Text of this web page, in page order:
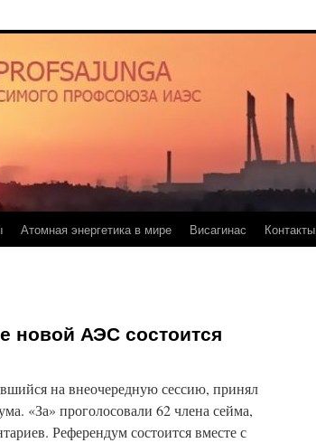
Атомная энергетика в мире Висагинас Контакты
новой АЭС состоится
на внеочередную сессию, принял
«За» проголосовали 62 члена сейма,
Референдум состоится вместе с